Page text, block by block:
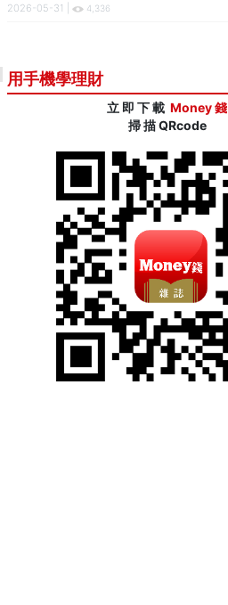
2026-05-31 | 4,336
用手機學理財
立 即 下 載 Money 錢
掃 描 QRcode